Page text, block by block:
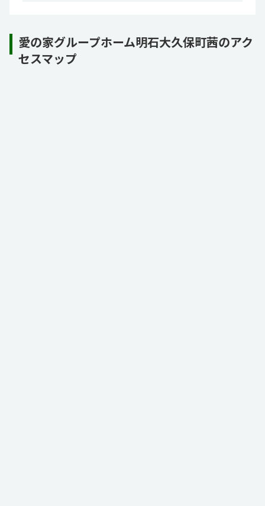
愛の家グループホーム明石大久保町茜のアク
セスマップ